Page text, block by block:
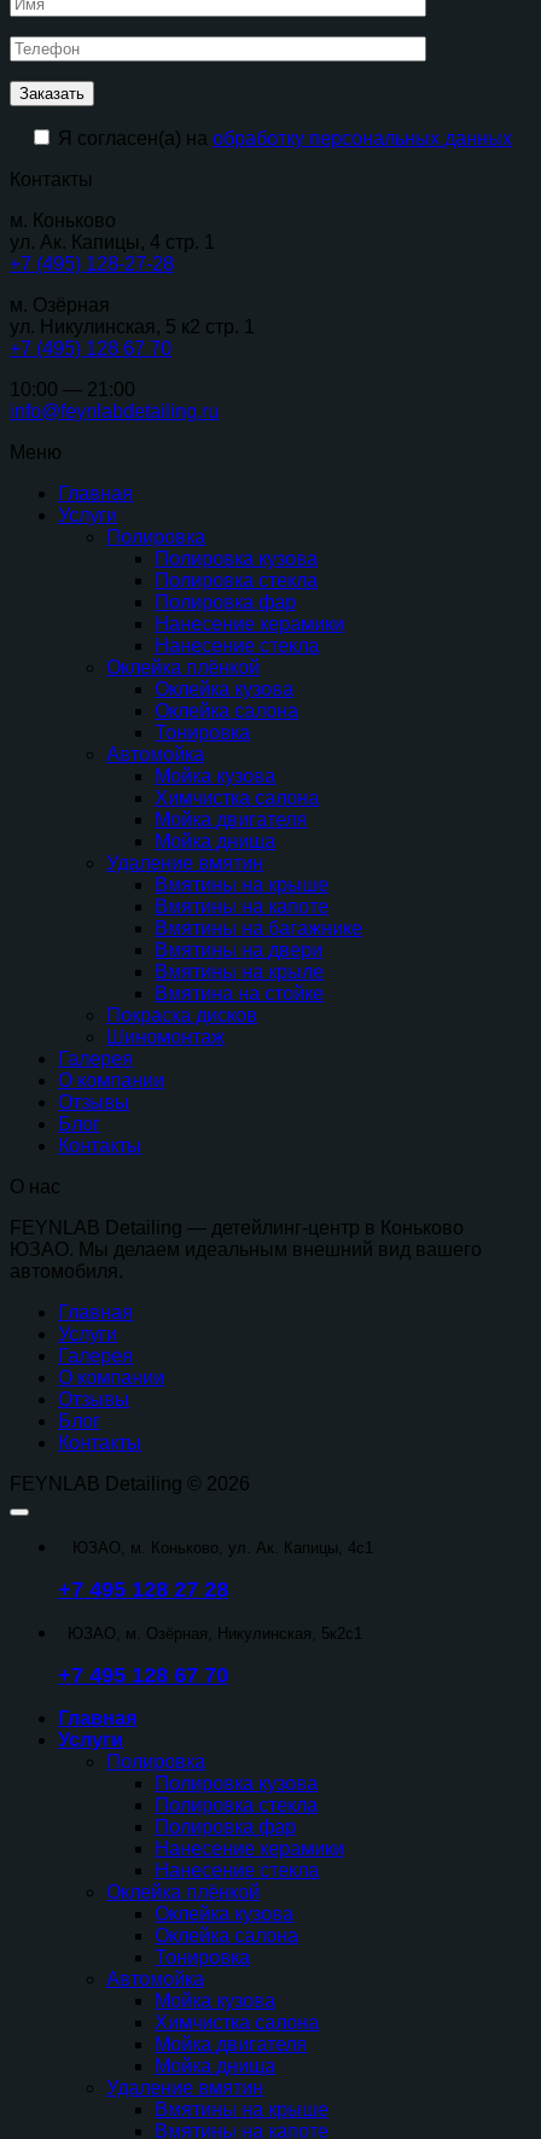
Я согласен(а) на обработку персональных данных
Контакты
м. Коньково
ул. Ак. Капицы, 4 стр. 1
+7 (495) 128-27-28
м. Озёрная
ул. Никулинская, 5 к2 стр. 1
+7 (495) 128 67 70
10:00 — 21:00
info@feynlabdetailing.ru
Меню
Главная
Услуги
Полировка
Полировка кузова
Полировка стекла
Полировка фар
Нанесение керамики
Нанесение стекла
Оклейка плёнкой
Оклейка кузова
Оклейка салона
Тонировка
Автомойка
Мойка кузова
Химчистка салона
Мойка двигателя
Мойка днища
Удаление вмятин
Вмятины на крыше
Вмятины на капоте
Вмятины на багажнике
Вмятины на двери
Вмятины на крыле
Вмятина на стойке
Покраска дисков
Шиномонтаж
Галерея
О компании
Отзывы
Блог
Контакты
О нас
FEYNLAB Detailing — детейлинг-центр в Коньково
ЮЗАО. Мы делаем идеальным внешний вид вашего
автомобиля.
Главная
Услуги
Галерея
О компании
Отзывы
Блог
Контакты
FEYNLAB Detailing © 2026
ЮЗАО, м. Коньково, ул. Ак. Капицы, 4с1
+7 495 128 27 28
ЮЗАО, м. Озёрная, Никулинская, 5к2с1
+7 495 128 67 70
Главная
Услуги
Полировка
Полировка кузова
Полировка стекла
Полировка фар
Нанесение керамики
Нанесение стекла
Оклейка плёнкой
Оклейка кузова
Оклейка салона
Тонировка
Автомойка
Мойка кузова
Химчистка салона
Мойка двигателя
Мойка днища
Удаление вмятин
Вмятины на крыше
Вмятины на капоте